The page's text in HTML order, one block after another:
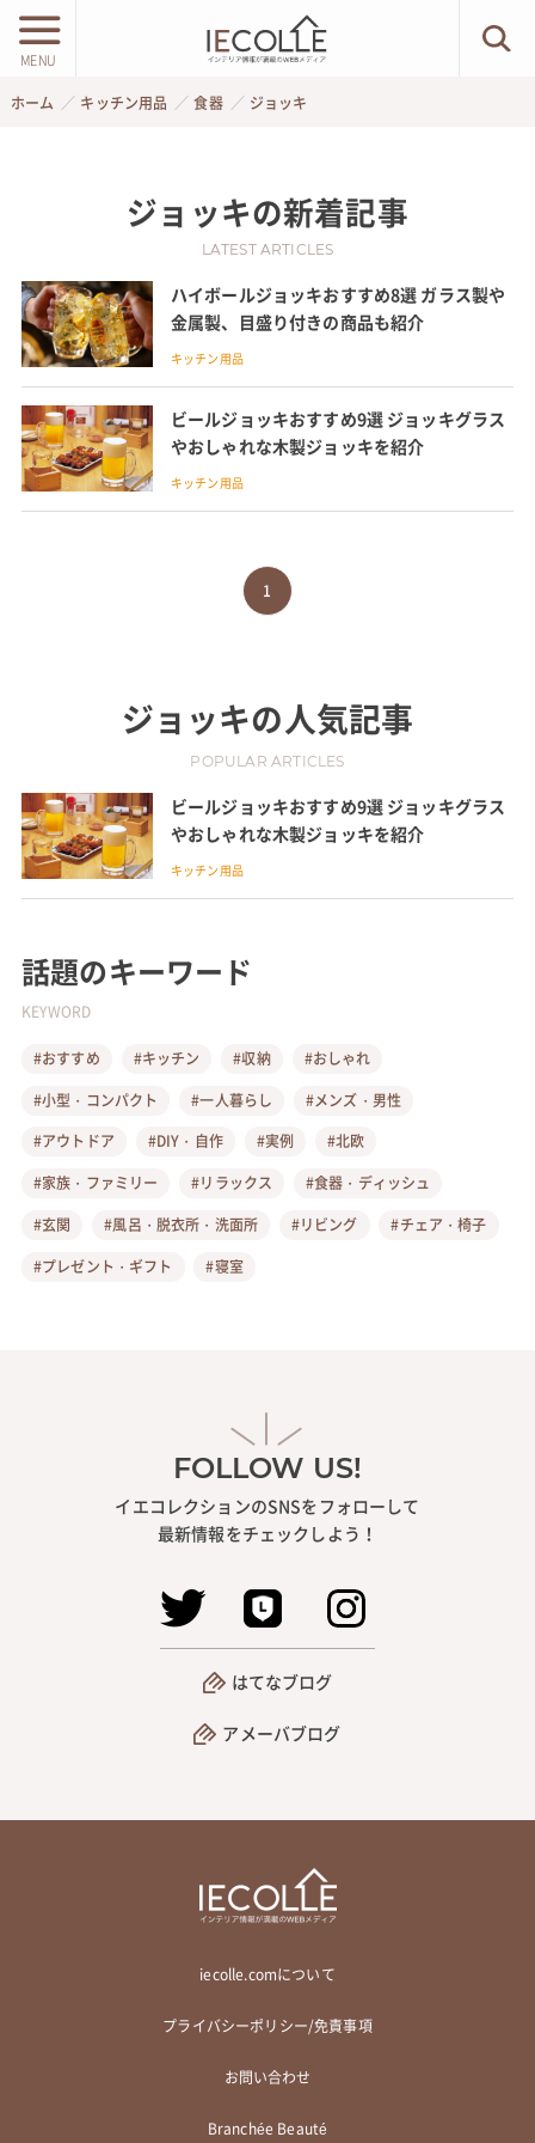
MENU
ホーム キッチン用品 食器 ジョッキ
ジョッキの新着記事
LATEST ARTICLES
ハイボールジョッキおすすめ8選 ガラス製や
金属製、目盛り付きの商品も紹介
キッチン用品
ビールジョッキおすすめ9選 ジョッキグラス
やおしゃれな木製ジョッキを紹介
キッチン用品
1
ジョッキの人気記事
POPULAR ARTICLES
ビールジョッキおすすめ9選 ジョッキグラス
やおしゃれな木製ジョッキを紹介
キッチン用品
話題のキーワード
KEYWORD
#おすすめ #キッチン #収納
#おしゃれ
#小型・コンパクト
#一人暮らし
#メンズ・男性
#アウトドア
#DIY・自作 #実例
#北欧
#家族・ファミリー
#リラックス
#食器・ディッシュ
#玄関
#風呂・脱衣所・洗面所 #リビング
#チェア・椅子
#プレゼント・ギフト
#寝室
FOLLOW US!
イエコレクションのSNSをフォローして
最新情報をチェックしよう！
はてなブログ
アメーバブログ
iecolle.comについて
プライバシーポリシー/免責事項
お問い合わせ
Branchée Beauté